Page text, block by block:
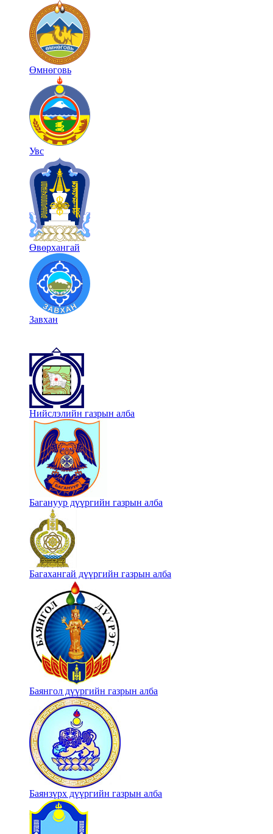
Өмнөговь
Увс
Өвөрхангай
Завхан
Нийслэлийн газрын алба
Багануур дүүргийн газрын алба
Багахангай дүүргийн газрын алба
Баянгол дүүргийн газрын алба
Баянзүрх дүүргийн газрын алба